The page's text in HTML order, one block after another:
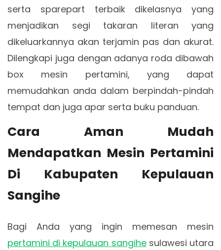
serta sparepart terbaik dikelasnya yang
menjadikan segi takaran literan yang
dikeluarkannya akan terjamin pas dan akurat.
Dilengkapi juga dengan adanya roda dibawah
box mesin pertamini, yang dapat
memudahkan anda dalam berpindah-pindah
tempat dan juga apar serta buku panduan.
Cara Aman Mudah
Mendapatkan Mesin Pertamini
Di Kabupaten Kepulauan
Sangihe
Bagi Anda yang ingin memesan mesin
pertamini di kepulauan sangihesulawesi utara